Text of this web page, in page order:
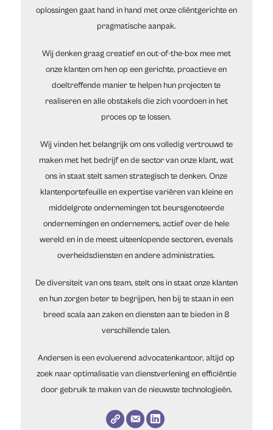
oplossingen gaat hand in hand met onze cliëntgerichte en
pragmatische aanpak.
Wij denken graag creatief en out-of-the-box mee met
onze klanten om hen op een gerichte, proactieve en
doeltreffende manier te helpen hun projecten te
realiseren en alle obstakels die zich voordoen in het
proces op te lossen.
Wij vinden het belangrijk om ons volledig vertrouwd te
maken met het bedrijf en de sector van onze klant, wat
ons in staat stelt samen strategisch te denken. Onze
klantenportefeuille en expertise variëren van kleine en
middelgrote ondernemingen tot beursgenoteerde
ondernemingen en ondernemers, actief over de hele
wereld en in de meest uiteenlopende sectoren, evenals
overheidsdiensten en andere administraties.
De diversiteit van ons team, stelt ons in staat onze klanten
en hun zorgen beter te begrijpen, hen bij te staan in een
breed scala aan zaken en diensten aan te bieden in 8
verschillende talen.
Andersen is een evoluerend advocatenkantoor, altijd op
zoek naar optimalisatie van dienstverlening en efficiëntie
door gebruik te maken van de nieuwste technologieën.